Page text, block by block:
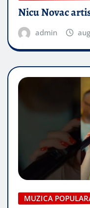
Nicu Novac
admin
MUZICA